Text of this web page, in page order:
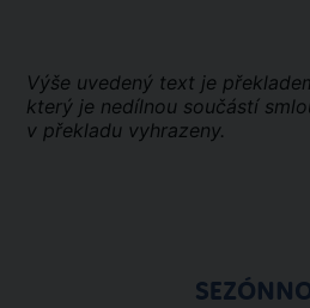
Výše uvedený text je
který je nedílnou součástí
v překladu vyhrazeny.